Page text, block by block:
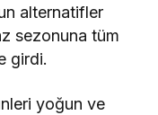
alternatifler
sezonuna tüm
girdi.
yoğun ve